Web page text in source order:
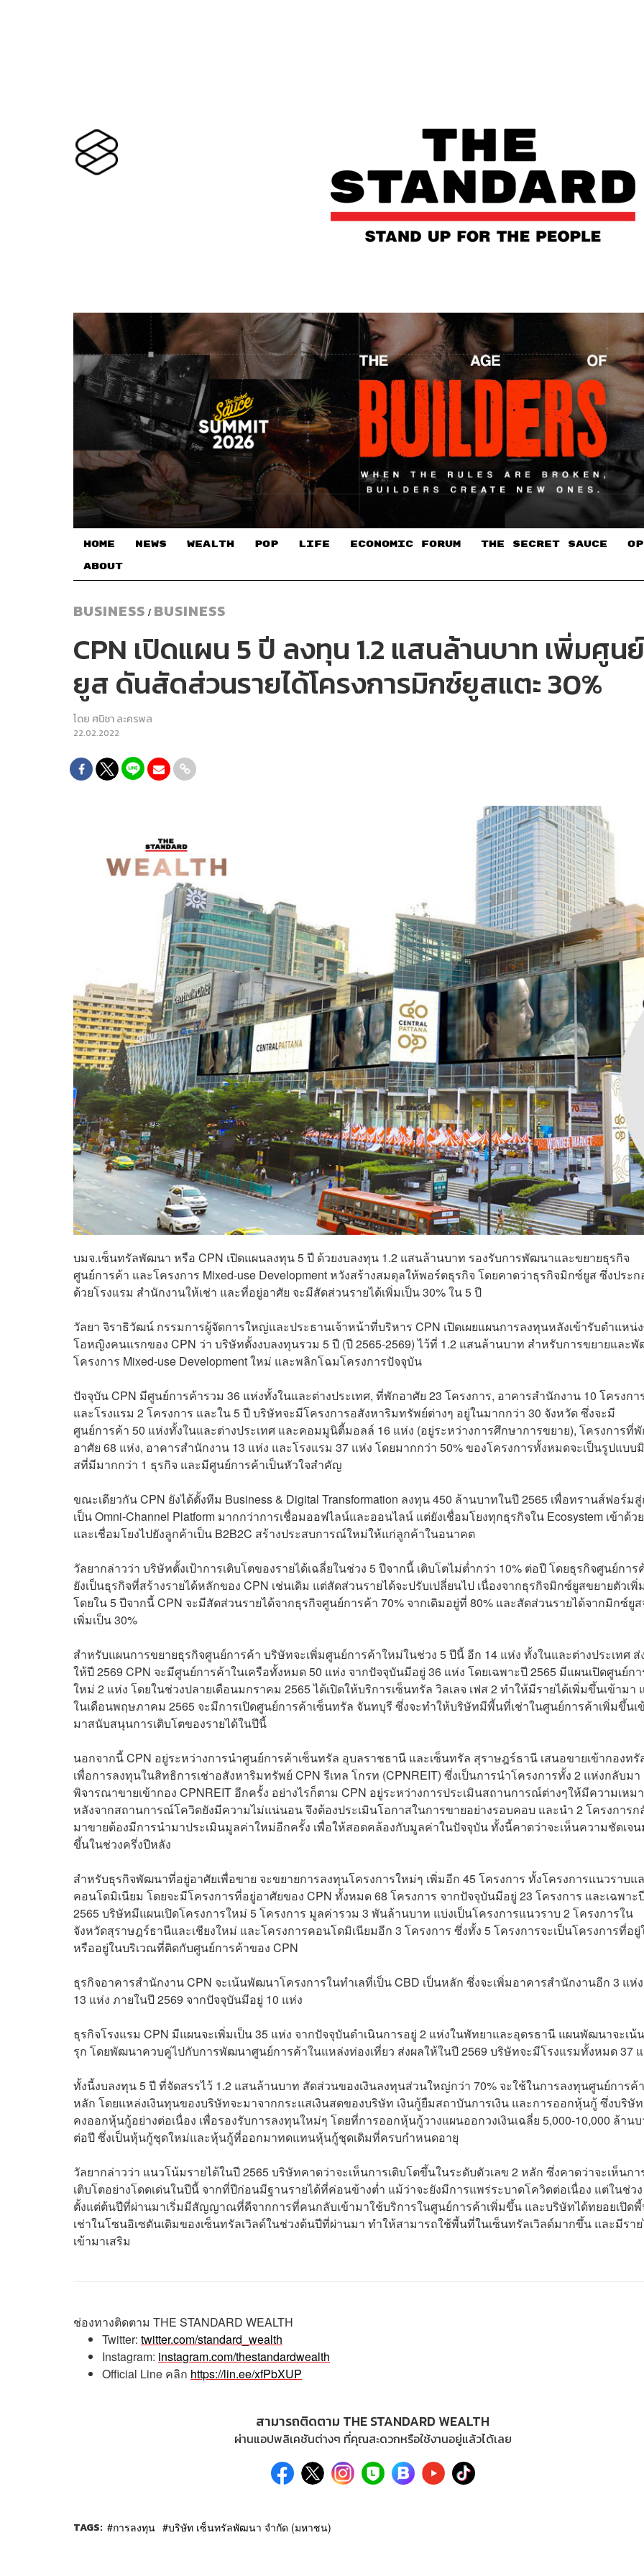
HOME NEWS WEALTH POP LIFE ECONOMIC FORUM THE SECRET SAUCE​
ABOUT
BUSINESS / BUSINESS
CPN เปิดแผน 5 ปี ลงทุน 1.2 แสนล้านบาท เพิ่มศู
ยูส ดันสัดส่วนรายได้โครงการมิกซ์ยูสแตะ 30%
โดย ศนิชา ละครพล
22.02.2022
บมจ.เซ็นทรัลพัฒนา หรือ CPN เปิดแผนลงทุน 5 ปี ด้วยงบลงทุน 1.2 แสนล้านบาท รองรับการพัฒนาและขยายธุรกิจ
ศูนย์การค้า และโครงการ Mixed-use Development หวังสร้างสมดุลให้พอร์ตธุรกิจ โดยคาดว่าธุรกิจมิกซ์ยูส ซึ่งประ
ด้วยโรงแรม สำนักงานให้เช่า และที่อยู่อาศัย จะมีสัดส่วนรายได้เพิ่มเป็น 30% ใน 5 ปี
วัลยา จิราธิวัฒน์ กรรมการผู้จัดการใหญ่และประธานเจ้าหน้าที่บริหาร CPN เปิดเผยแผนการลงทุนหลังเข้ารับตำแหน่
โอหญิงคนแรกของ CPN ว่า บริษัทตั้งงบลงทุนรวม 5 ปี (ปี 2565-2569) ไว้ที่ 1.2 แสนล้านบาท สำหรับการขยายและ
โครงการ Mixed-use Development ใหม่ และพลิกโฉมโครงการปัจจุบัน
ปัจจุบัน CPN มีศูนย์การค้ารวม 36 แห่งทั้งในและต่างประเทศ, ที่พักอาศัย 23 โครงการ, อาคารสำนักงาน 10 โครงกา
และโรงแรม 2 โครงการ และใน 5 ปี บริษัทจะมีโครงการอสังหาริมทรัพย์ต่างๆ อยู่ในมากกว่า 30 จังหวัด ซึ่งจะมี
ศูนย์การค้า 50 แห่งทั้งในและต่างประเทศ และคอมมูนิตี้มอลล์ 16 แห่ง (อยู่ระหว่างการศึกษาการขยาย), โครงการที่
อาศัย 68 แห่ง, อาคารสำนักงาน 13 แห่ง และโรงแรม 37 แห่ง โดยมากกว่า 50% ของโครงการทั้งหมดจะเป็นรูปแบบ
สที่มีมากกว่า 1 ธุรกิจ และมีศูนย์การค้าเป็นหัวใจสำคัญ
ขณะเดียวกัน CPN ยังได้ตั้งทีม Business & Digital Transformation ลงทุน 450 ล้านบาทในปี 2565 เพื่อทรานส์ฟอร์ม
เป็น Omni-Channel Platform มากกว่าการเชื่อมออฟไลน์และออนไลน์ แต่ยังเชื่อมโยงทุกธุรกิจใน Ecosystem เข้าด้ว
และเชื่อมโยงไปยังลูกค้าเป็น B2B2C สร้างประสบการณ์ใหม่ให้แก่ลูกค้าในอนาคต
วัลยากล่าวว่า บริษัทตั้งเป้าการเติบโตของรายได้เฉลี่ยในช่วง 5 ปีจากนี้ เติบโตไม่ต่ำกว่า 10% ต่อปี โดยธุรกิจศูนย์การ
ยังเป็นธุรกิจที่สร้างรายได้หลักของ CPN เช่นเดิม แต่สัดส่วนรายได้จะปรับเปลี่ยนไป เนื่องจากธุรกิจมิกซ์ยูสขยายตัวเ
โดยใน 5 ปีจากนี้ CPN จะมีสัดส่วนรายได้จากธุรกิจศูนย์การค้า 70% จากเดิมอยู่ที่ 80% และสัดส่วนรายได้จากมิกซ์ยู
เพิ่มเป็น 30%
สำหรับแผนการขยายธุรกิจศูนย์การค้า บริษัทจะเพิ่มศูนย์การค้าใหม่ในช่วง 5 ปีนี้ อีก 14 แห่ง ทั้งในและต่างประเทศ ส่
ให้ปี 2569 CPN จะมีศูนย์การค้าในเครือทั้งหมด 50 แห่ง จากปัจจุบันมีอยู่ 36 แห่ง โดยเฉพาะปี 2565 มีแผนเปิดศูนย์ก
ใหม่ 2 แห่ง โดยในช่วงปลายเดือนมกราคม 2565 ได้เปิดให้บริการเซ็นทรัล วิลเลจ เฟส 2 ทำให้มีรายได้เพิ่มขึ้นเข้ามา
ในเดือนพฤษภาคม 2565 จะมีการเปิดศูนย์การค้าเซ็นทรัล จันทบุรี ซึ่งจะทำให้บริษัทมีพี้นที่เช่าในศูนย์การค้าเพิ่มขึ้นเ
มาสนับสนุนการเติบโตของรายได้ในปีนี้
นอกจากนี้ CPN อยู่ระหว่างการนำศูนย์การค้าเซ็นทรัล อุบลราชธานี และเซ็นทรัล สุราษฎร์ธานี เสนอขายเข้ากองทรั
เพื่อการลงทุนในสิทธิการเช่าอสังหาริมทรัพย์ CPN รีเทล โกรท (CPNREIT) ซึ่งเป็นการนำโครงการทั้ง 2 แห่งกลับมา
พิจารณาขายเข้ากอง CPNREIT อีกครั้ง อย่างไรก็ตาม CPN อยู่ระหว่างการประเมินสถานการณ์ต่างๆให้มีความเหม
หลังจากสถานการณ์โควิดยังมีความไม่แน่นอน จึงต้องประเมินโอกาสในการขายอย่างรอบคอบ และนำ 2 โครงการก
มาขายต้องมีการนำมาประเมินมูลค่าใหม่อีกครั้ง เพื่อให้สอดคล้องกับมูลค่าในปัจจุบัน ทั้งนี้คาดว่าจะเห็นความชัดเจ
ขึ้นในช่วงครึ่งปีหลัง
สำหรับธุรกิจพัฒนาที่อยู่อาศัยเพื่อขาย จะขยายการลงทุนโครงการใหม่ๆ เพิ่มอีก 45 โครงการ ทั้งโครงการแนวราบแ
คอนโดมิเนียม โดยจะมีโครงการที่อยู่อาศัยของ CPN ทั้งหมด 68 โครงการ จากปัจจุบันมีอยู่ 23 โครงการ และเฉพาะ
2565 บริษัทมีแผนเปิดโครงการใหม่ 5 โครงการ มูลค่ารวม 3 พันล้านบาท แบ่งเป็นโครงการแนวราบ 2 โครงการใน
จังหวัดสุราษฎร์ธานีและเชียงใหม่ และโครงการคอนโดมิเนียมอีก 3 โครงการ ซึ่งทั้ง 5 โครงการจะเป็นโครงการที่อยู่
หรืออยู่ในบริเวณที่ติดกับศูนย์การค้าของ CPN
ธุรกิจอาคารสำนักงาน CPN จะเน้นพัฒนาโครงการในทำเลที่เป็น CBD เป็นหลัก ซึ่งจะเพิ่มอาคารสำนักงานอีก 3 แห่
13 แห่ง ภายในปี 2569 จากปัจจุบันมีอยู่ 10 แห่ง
ธุรกิจโรงแรม CPN มีแผนจะเพิ่มเป็น 35 แห่ง จากปัจจุบันดำเนินการอยู่ 2 แห่งในพัทยาและอุดรธานี แผนพัฒนาจะเน้
รุก โดยพัฒนาควบคู่ไปกับการพัฒนาศูนย์การค้าในแหล่งท่องเที่ยว ส่งผลให้ในปี 2569 บริษัทจะมีโรงแรมทั้งหมด 37
ทั้งนี้งบลงทุน 5 ปี ที่จัดสรรไว้ 1.2 แสนล้านบาท สัดส่วนของเงินลงทุนส่วนใหญ่กว่า 70% จะใช้ในการลงทุนศูนย์การค้
หลัก โดยแหล่งเงินทุนของบริษัทจะมาจากกระแสเงินสดของบริษัท เงินกู้ยืมสถาบันการเงิน และการออกหุ้นกู้ ซึ่งบริษั
คงออกหุ้นกู้อย่างต่อเนื่อง เพื่อรองรับการลงทุนใหม่ๆ โดยที่การออกหุ้นกู้วางแผนออกวงเงินเฉลี่ย 5,000-10,000 ล้าน
ต่อปี ซึ่งเป็นหุ้นกู้ชุดใหม่และหุ้นกู้ที่ออกมาทดแทนหุ้นกู้ชุดเดิมที่ครบกำหนดอายุ
วัลยากล่าวว่า แนวโน้มรายได้ในปี 2565 บริษัทคาดว่าจะเห็นการเติบโตขึ้นในระดับตัวเลข 2 หลัก ซึ่งคาดว่าจะเห็นกา
เติบโตอย่างโดดเด่นในปีนี้ จากที่ปีก่อนมีฐานรายได้ที่ค่อนข้างต่ำ แม้ว่าจะยังมีการแพร่ระบาดโควิดต่อเนื่อง แต่ในช่วง
ตั้งแต่ต้นปีที่ผ่านมาเริ่มมีสัญญาณที่ดีจากการที่คนกลับเข้ามาใช้บริการในศูนย์การค้าเพิ่มขึ้น และบริษัทได้ทยอยเปิด
เช่าในโซนอิเซตันเดิมของเซ็นทรัลเวิลด์ในช่วงต้นปีที่ผ่านมา ทำให้สามารถใช้พี้นที่ในเซ็นทรัลเวิลด์มากขึ้น และมีรา
เข้ามาเสริม
ช่องทางติดตาม THE STANDARD WEALTH
Twitter: twitter.com/standard_wealth
Instagram: instagram.com/thestandardwealth
Official Line คลิก https://lin.ee/xfPbXUP
สามารถติดตาม THE STANDARD WEALTH
ผ่านแอปพลิเคชันต่างๆ ที่คุณสะดวกหรือใช้งานอยู่แล้วได้เลย
TAGS: การลงทุน บริษัท เซ็นทรัลพัฒนา จำกัด (มหาชน)